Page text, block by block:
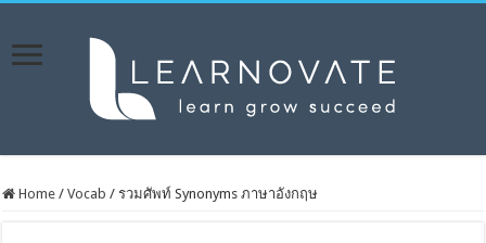
Home / Vocab / รวมศัพท์ Synonyms ภาษาอังกฤษ